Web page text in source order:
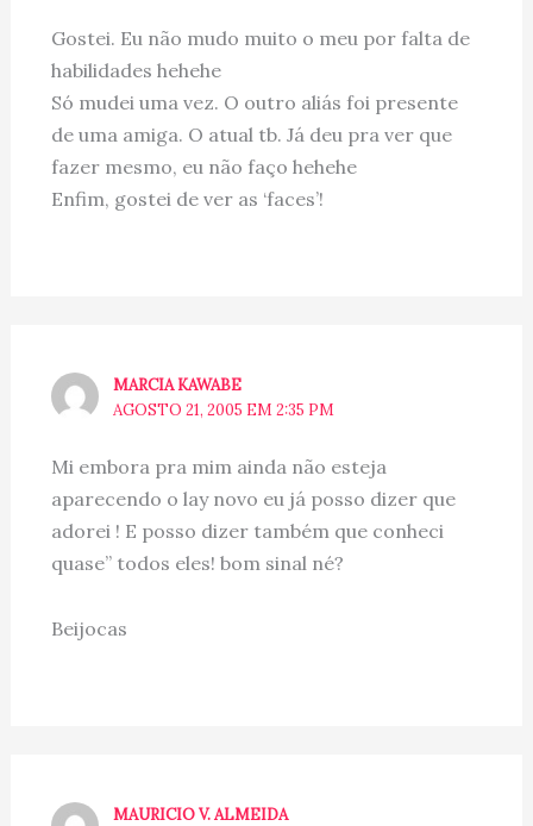
Gostei. Eu não mudo muito o meu por falta de
habilidades hehehe
Só mudei uma vez. O outro aliás foi presente
de uma amiga. O atual tb. Já deu pra ver que
fazer mesmo, eu não faço hehehe
Enfim, gostei de ver as ‘faces’!
MARCIA KAWABE
AGOSTO 21, 2005 EM 2:35 PM
Mi embora pra mim ainda não esteja
aparecendo o lay novo eu já posso dizer que
adorei ! E posso dizer também que conheci
quase” todos eles! bom sinal né?
Beijocas
MAURICIO V. ALMEIDA